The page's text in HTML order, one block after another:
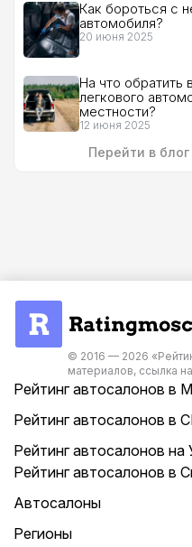
Как бороться с
автомобиля?
20 июня 2025
На что обратить
легкового
местности?
12 июня 2025
Перейти в блог
© 2016 — 2026
материалов, ссылка
Рейтинг автосалонов в
Рейтинг автосалонов в
Рейтинг автосалонов на
Рейтинг автосалонов в
Автосалоны
Регионы